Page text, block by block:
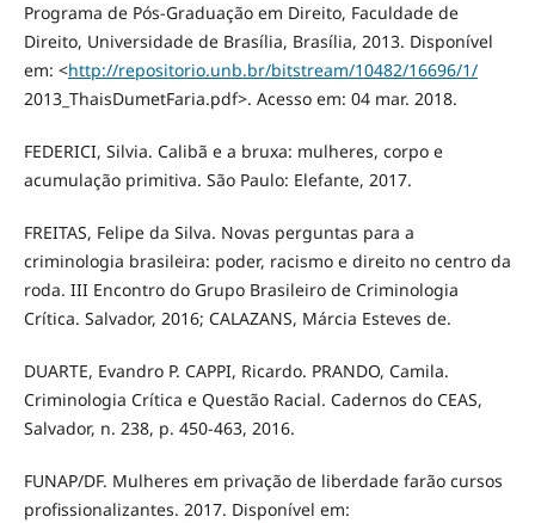
Programa de Pós-Graduação em Direito, Faculdade de
Direito, Universidade de Brasília, Brasília, 2013. Disponível
em: <http://repositorio.unb.br/bitstream/10482/16696/1/
2013_ThaisDumetFaria.pdf>. Acesso em: 04 mar. 2018.
FEDERICI, Silvia. Calibã e a bruxa: mulheres, corpo e
acumulação primitiva. São Paulo: Elefante, 2017.
FREITAS, Felipe da Silva. Novas perguntas para a
criminologia brasileira: poder, racismo e direito no centro da
roda. III Encontro do Grupo Brasileiro de Criminologia
Crítica. Salvador, 2016; CALAZANS, Márcia Esteves de.
DUARTE, Evandro P. CAPPI, Ricardo. PRANDO, Camila.
Criminologia Crítica e Questão Racial. Cadernos do CEAS,
Salvador, n. 238, p. 450-463, 2016.
FUNAP/DF. Mulheres em privação de liberdade farão cursos
profissionalizantes. 2017. Disponível em: